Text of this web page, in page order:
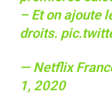
– Et on ajoute
droits.
— Netflix
1, 2020